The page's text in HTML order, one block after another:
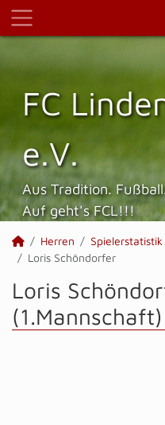
FC
e.V.
Aus Tradition.
Auf geht's FCL!!!
Herren Spielerstatistik
Loris Schöndorfer
Loris
(1.Mannschaft)